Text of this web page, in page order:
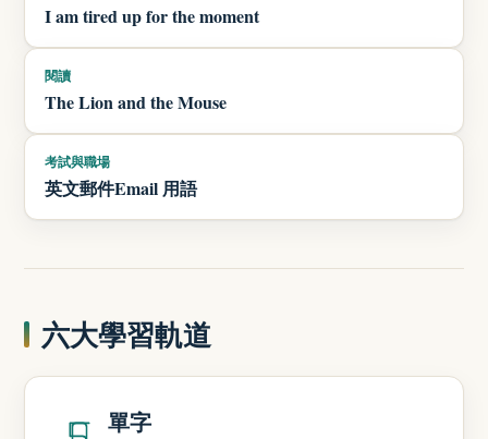
I am tired up for the moment
閱讀
The Lion and the Mouse
考試與職場
英文郵件Email 用語
六大學習軌道
單字